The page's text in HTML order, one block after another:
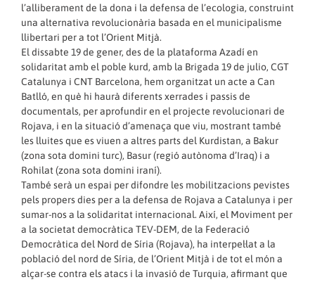
l’alliberament de la dona i la defensa de l’ecologia, construint
una alternativa revolucionària basada en el municipalisme
llibertari per a tot l’Orient Mitjà.
El dissabte 19 de gener, des de la plataforma Azadí en
solidaritat amb el poble kurd, amb la Brigada 19 de julio, CGT
Catalunya i CNT Barcelona, hem organitzat un acte a Can
Batlló, en què hi haurà diferents xerrades i passis de
documentals, per aprofundir en el projecte revolucionari de
Rojava, i en la situació d’amenaça que viu, mostrant també
les lluites que es viuen a altres parts del Kurdistan, a Bakur
(zona sota domini turc), Basur (regió autònoma d’Iraq) i a
Rohilat (zona sota domini iraní).
També serà un espai per difondre les mobilitzacions pevistes
pels propers dies per a la defensa de Rojava a Catalunya i per
sumar-nos a la solidaritat internacional. Així, el Moviment per
a la societat democràtica TEV-DEM, de la Federació
Democràtica del Nord de Síria (Rojava), ha interpel·lat a la
població del nord de Síria, de l’Orient Mitjà i de tot el món a
alçar-se contra els atacs i la invasió de Turquia, afirmant que